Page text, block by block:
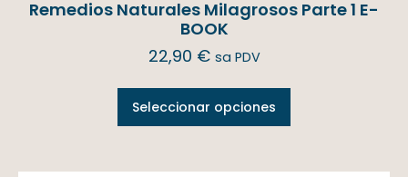
Remedios Naturales Milagrosos Parte 1 E-
BOOK
22,90 € sa PDV
Seleccionar opciones